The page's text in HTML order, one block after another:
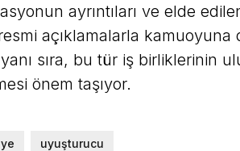
ayrıntıları ve elde
açıklamalarla
sıra, bu tür iş birliklerinin
önem taşıyor.
uyuşturucu